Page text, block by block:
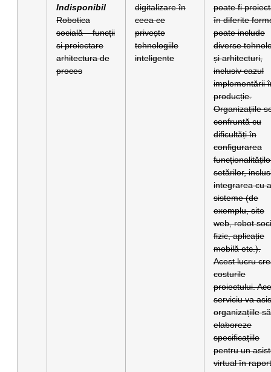
Indisponibil
Robotica
socială – funcții
si proiectare
arhitectura de
proces
digitalizare în
ceea ce
privește
tehnologiile
inteligente
poate fi
în diferite
poate include
diverse
și arhitecturi,
inclusiv cazul
implementării
producție.
Organizațiile
confruntă cu
dificultăți în
configurarea
setărilor,
integrarea cu
sisteme (de
exemplu, site
web, robot
fizic, aplicație
mobilă etc.).
Acest lucru
costurile
proiectului.
serviciu va
organizațiile să
elaboreze
specificațiile
pentru un
virtual în raport